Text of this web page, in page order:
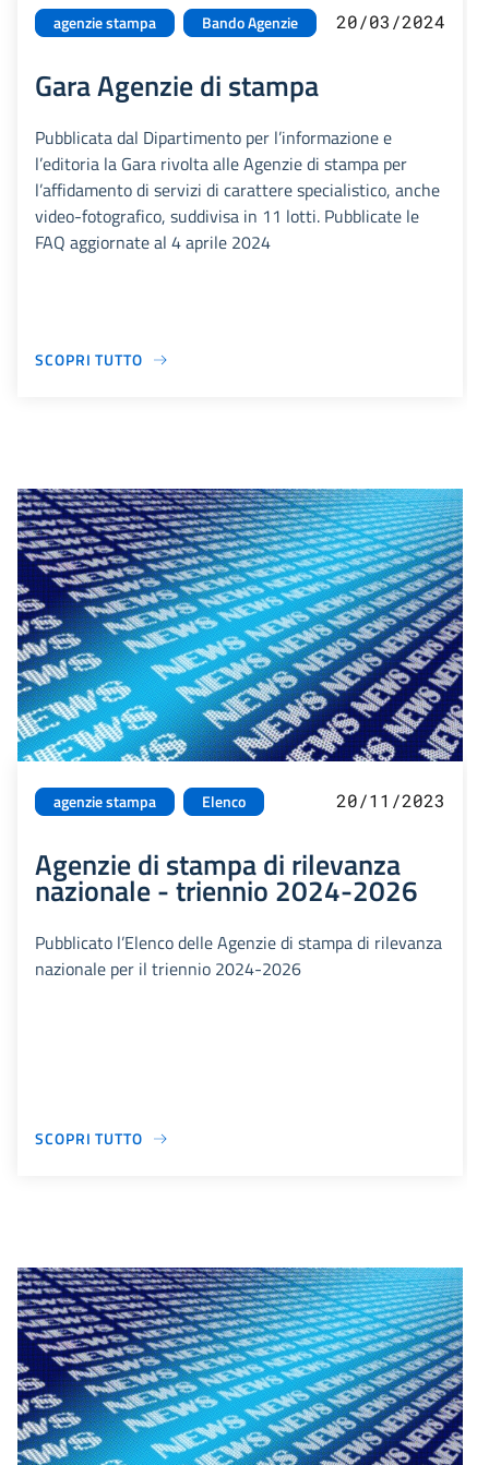
agenzie stampa Bando Agenzie 20/03/2024
Gara Agenzie di stampa
Pubblicata dal Dipartimento per l’informazione e
l’editoria la Gara rivolta alle Agenzie di stampa per
l’affidamento di servizi di carattere specialistico, anche
video-fotografico, suddivisa in 11 lotti. Pubblicate le
FAQ aggiornate al 4 aprile 2024
SCOPRI TUTTO
agenzie stampa Elenco 20/11/2023
Agenzie di stampa di rilevanza
nazionale - triennio 2024-2026
Pubblicato l’Elenco delle Agenzie di stampa di rilevanza
nazionale per il triennio 2024-2026
SCOPRI TUTTO